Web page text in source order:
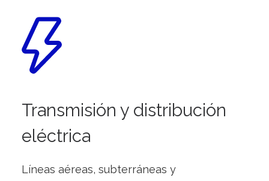
Transmisión y distribución
eléctrica
Líneas aéreas, subterráneas y